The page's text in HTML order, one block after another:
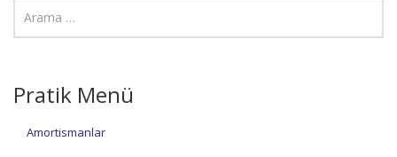
Pratik Menü
Amortismanlar